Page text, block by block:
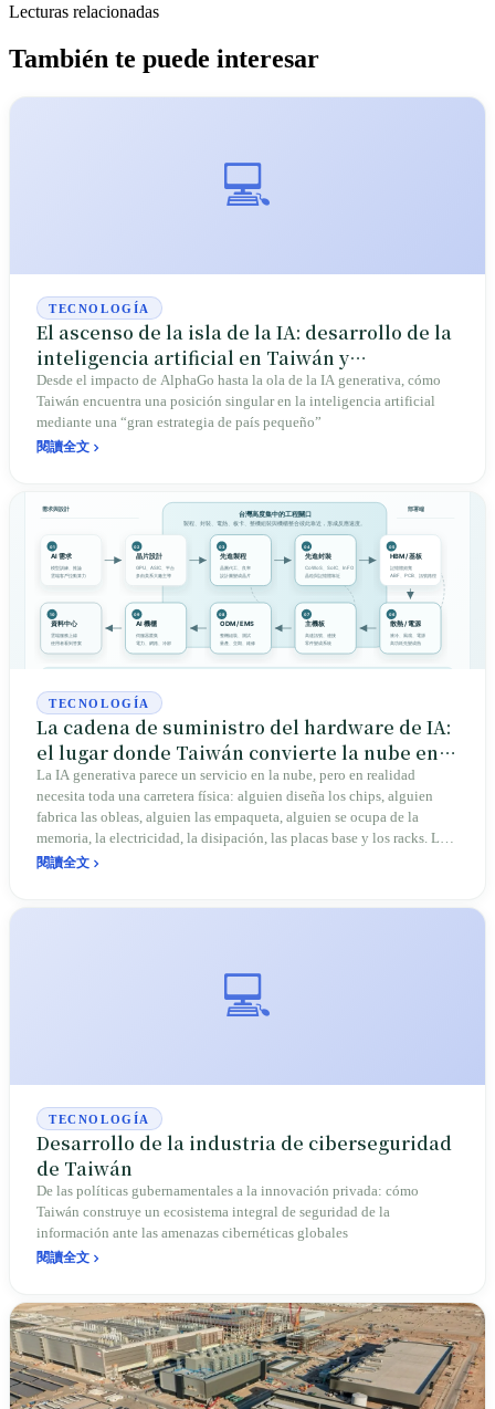
Lecturas relacionadas
También te puede interesar
💻
TECNOLOGÍA
El ascenso de la isla de la IA: desarrollo de la
inteligencia artificial en Taiwán y
estrategias futuras
Desde el impacto de AlphaGo hasta la ola de la IA generativa, cómo
Taiwán encuentra una posición singular en la inteligencia artificial
mediante una “gran estrategia de país pequeño”
閱讀全文
TECNOLOGÍA
La cadena de suministro del hardware de IA:
el lugar donde Taiwán convierte la nube en
máquinas
La IA generativa parece un servicio en la nube, pero en realidad
necesita toda una carretera física: alguien diseña los chips, alguien
fabrica las obleas, alguien las empaqueta, alguien se ocupa de la
memoria, la electricidad, la disipación, las placas base y los racks. La
importancia de Taiwán no está solo en TSMC, sino en que muchos de
閱讀全文
💻
TECNOLOGÍA
Desarrollo de la industria de ciberseguridad
de Taiwán
De las políticas gubernamentales a la innovación privada: cómo
Taiwán construye un ecosistema integral de seguridad de la
información ante las amenazas cibernéticas globales
閱讀全文